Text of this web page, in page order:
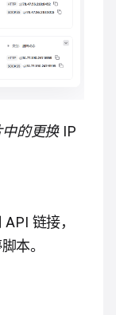
的更换 IP
链接，
本。